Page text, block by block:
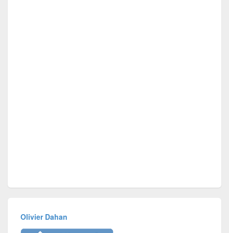
Olivier Dahan